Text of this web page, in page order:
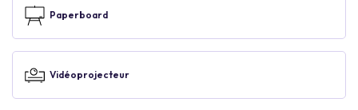
Paperboard
Vidéoprojecteur